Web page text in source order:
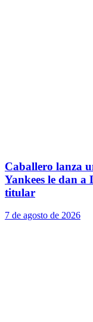
Caballero lanza
Yankees le dan a
titular
7 de agosto de 2026